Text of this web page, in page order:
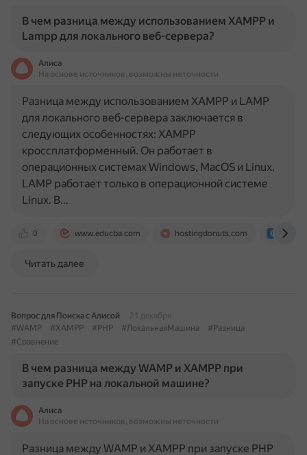
В чем разница между использованием XAMPP и
Lampp для локального веб-сервера?
Алиса
На основе источников, возможны неточности
0 www.educba.com hostingdonuts.com
Разница между использованием XAMPP и LAMP
для локального веб-сервера заключается в
следующих особенностях: XAMPP
кроссплатформенный. Он работает в
операционных системах Windows, MacOS и Linux.
LAMP работает только в операционной системе
Linux. В…
Читать далее
Вопрос для Поиска с Алисой
21 декабря
#WAMP
#XAMPP #PHP #ЛокальнаяМашина
#Разница
#Сравнение
В чем разница между WAMP и XAMPP при
запуске PHP на локальной машине?
Алиса
На основе источников, возможны неточности
Разница между WAMP и XAMPP при запуске PHP